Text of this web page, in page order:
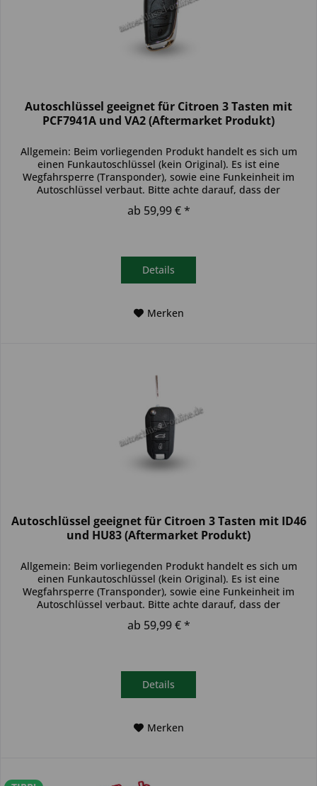
Autoschlüssel geeignet für Citroen 3 Tasten mit
PCF7941A und VA2 (Aftermarket Produkt)
Allgemein: Beim vorliegenden Produkt handelt es sich um
einen Funkautoschlüssel (kein Original). Es ist eine
Wegfahrsperre (Transponder), sowie eine Funkeinheit im
Autoschlüssel verbaut. Bitte achte darauf, dass der
Autoschlüssel deinem...
ab 59,99 € *
Details
Merken
Autoschlüssel geeignet für Citroen 3 Tasten mit ID46
und HU83 (Aftermarket Produkt)
Allgemein: Beim vorliegenden Produkt handelt es sich um
einen Funkautoschlüssel (kein Original). Es ist eine
Wegfahrsperre (Transponder), sowie eine Funkeinheit im
Autoschlüssel verbaut. Bitte achte darauf, dass der
Autoschlüssel deinem...
ab 59,99 € *
Details
Merken